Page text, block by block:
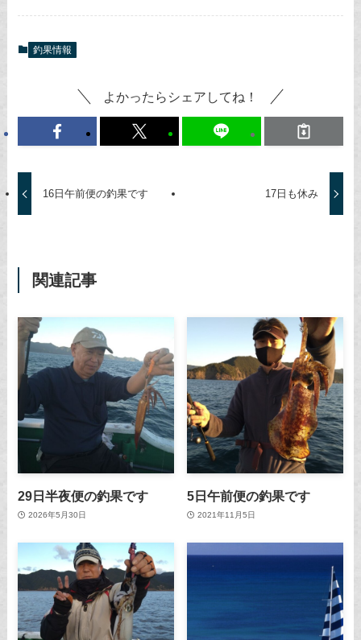
釣果情報
よかったらシェアしてね！
16日午前便の釣果です 17日も休み
関連記事
29日半夜便の釣果です
2026年5月30日
5日午前便の釣果です
2021年11月5日